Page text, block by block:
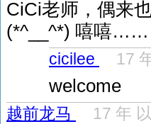
CiCi老师，偶来
(*^__^*) 嘻嘻……
cicilee 17
welcome
越前龙马 17 年